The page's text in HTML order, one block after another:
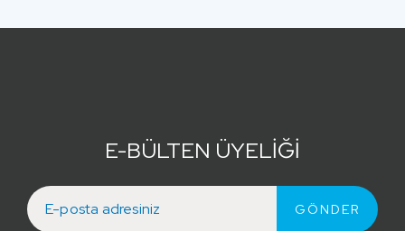
E-BÜLTEN ÜYELİĞİ